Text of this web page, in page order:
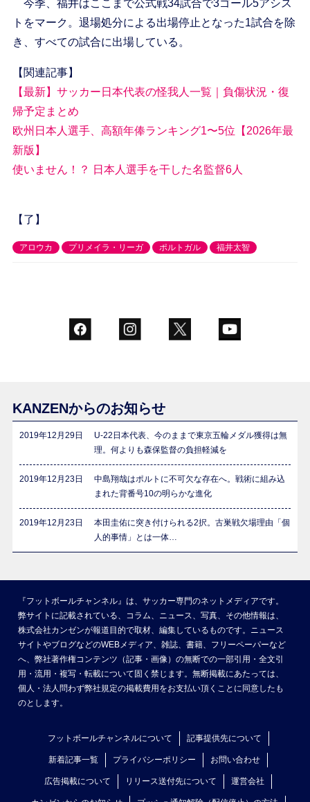
今季、福井はここまで公式戦34試合で3ゴール5アシス
トをマーク。退場処分による出場停止となった1試合を除
き、すべての試合に出場している。
【関連記事】
【最新】サッカー日本代表の怪我人一覧｜負傷状況・復
帰予定まとめ
欧州日本人選手、高額年俸ランキング1〜5位【2026年最
新版】
使いません！？ 日本人選手を干した名監督6人
【了】
アロウカ プリメイラ・リーガ ポルトガル 福井太智
KANZENからのお知らせ
2019年12月29日
U-22日本代表、今のままで東京五輪メダル獲得は無
理。何よりも森保監督の負担軽減を
2019年12月23日
中島翔哉はポルトに不可欠な存在へ。戦術に組み込
まれた背番号10の明らかな進化
2019年12月23日
本田圭佑に突き付けられる2択。古巣戦欠場理由「個
人的事情」とは一体…
『フットボールチャンネル』は、サッカー専門のネットメディアです。
弊サイトに記載されている、コラム、ニュース、写真、その他情報は、
株式会社カンゼンが報道目的で取材、編集しているものです。ニュース
サイトやブログなどのWEBメディア、雑誌、書籍、フリーペーパーなど
へ、弊社著作権コンテンツ（記事・画像）の無断での一部引用・全文引
用・流用・複写・転載について固く禁じます。無断掲載にあたっては、
個人・法人問わず弊社規定の掲載費用をお支払い頂くことに同意したも
のとします。
フットボールチャンネルについて 記事提供先について
新着記事一覧 プライバシーポリシー お問い合わせ
広告掲載について リリース送付先について 運営会社